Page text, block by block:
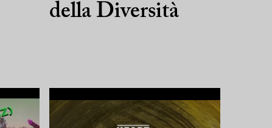
della Diversità